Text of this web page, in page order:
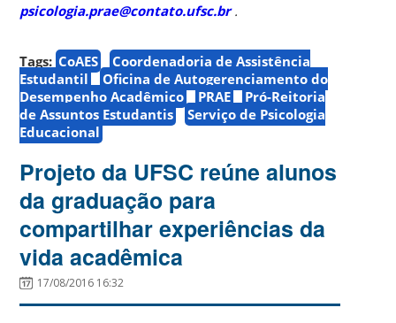
psicologia.prae@contato.ufsc.br.
Tags: CoAES
Coordenadoria de Assistência
Estudantil
Oficina de Autogerenciamento do
Desempenho Acadêmico
PRAE
Pró-Reitoria
de Assuntos Estudantis
Serviço de Psicologia
Educacional
Projeto da UFSC reúne alunos
da graduação para
compartilhar experiências da
vida acadêmica
17/08/2016 16:32